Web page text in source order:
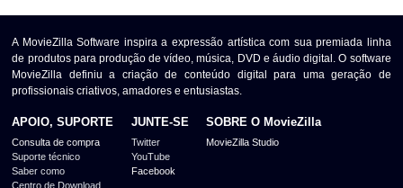
A MovieZilla Software inspira a expressão artística com sua premiada linha
de produtos para produção de vídeo, música, DVD e áudio digital. O software
MovieZilla definiu a criação de conteúdo digital para uma geração de
profissionais criativos, amadores e entusiastas.
APOIO, SUPORTE
Consulta de compra
Suporte técnico
Saber como
Centro de Download
JUNTE-SE
Twitter
YouTube
Facebook
SOBRE O MovieZilla
MovieZilla Studio